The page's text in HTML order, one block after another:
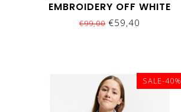
EMBROIDERY OFF WHITE
€99,00€59,40
SALE-40%